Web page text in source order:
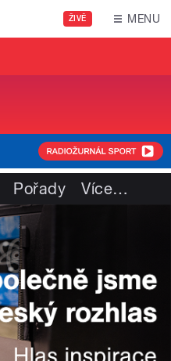
ŽIVĚ MENU
Pořady Více…